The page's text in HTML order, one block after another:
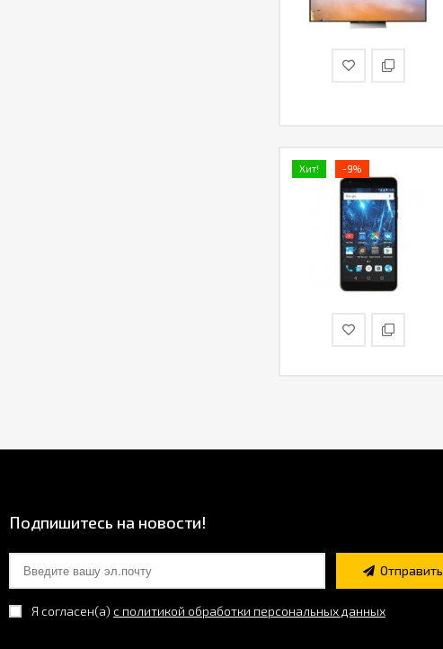
Хит! -9%
Подпишитесь на новости!
Отправить
Я согласен(a) с политикой обработки персональных данных